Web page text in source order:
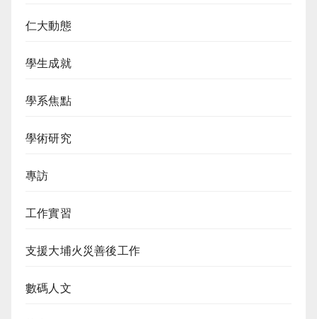
仁大動態
學生成就
學系焦點
學術研究
專訪
工作實習
支援大埔火災善後工作
數碼人文